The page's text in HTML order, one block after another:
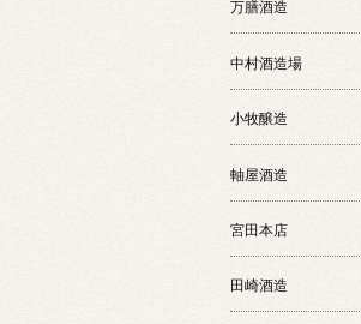
万膳酒造
中村酒造場
小牧醸造
軸屋酒造
宮田本店
田崎酒造